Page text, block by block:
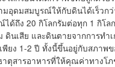
มอุดมสมบูรณ์ให้กับดินได้เร็วก
ถึง 20 กิโลกรัมต่อทุก 1 กิโล
ดินเสีย และดินตายจากการทำ
พียง 1-2 ปี ทั้งนี้ขึ้นอยู่กับสภาพ
ตุสารอาหารที่ให้คุณค่าทางโภ